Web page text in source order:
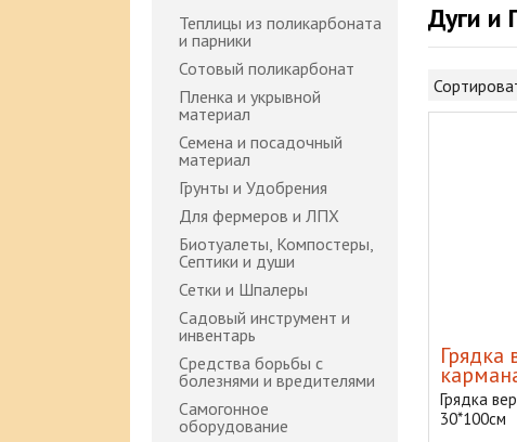
Теплицы из поликарбоната
и парники
Сотовый поликарбонат
Пленка и укрывной
материал
Семена и посадочный
материал
Грунты и Удобрения
Для фермеров и ЛПХ
Биотуалеты, Компостеры,
Септики и души
Сетки и Шпалеры
Садовый инструмент и
инвентарь
Средства борьбы с
болезнями и вредителями
Самогонное
оборудование
Дуги и
Грядка
Грядка
30*100см